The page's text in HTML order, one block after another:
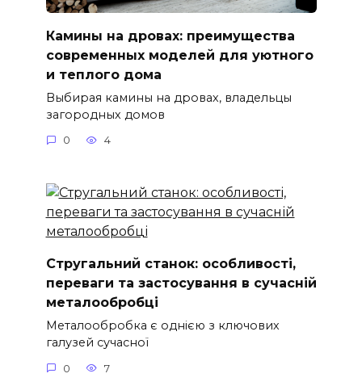
Камины на дровах: преимущества
современных моделей для уютного
и теплого дома
Выбирая камины на дровах, владельцы
загородных домов
0 4
Стругальний станок: особливості,
переваги та застосування в сучасній
металообробці
Металообробка є однією з ключових
галузей сучасної
0 7